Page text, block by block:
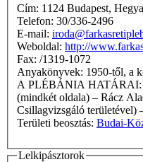
Cím: 1124 Budapest,
Telefon: 30/336-2496
E-mail:
Weboldal: http://
Fax: /1319-1072
A PLÉBÁNIA HATÁRAI: Kálló Esperes út – Hegyalja út – Liptó út – Németvölgyi út – Németvölgyi lépcső – Bürök u. – Tállya u. – Szúnyog u. – Denevér u. – Fodor út (mindkét oldala) – Fodor lépcső
(mindkét oldala) – Rácz
Csillagvizsgáló területével)
Területi beosztás: Budai-
Lelkipásztorok